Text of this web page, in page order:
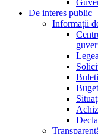
De interes public
Informații
Buget